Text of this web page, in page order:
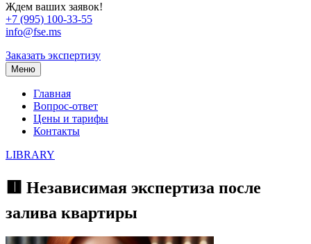
Ждем ваших заявок!
+7 (995) 100-33-55
info@fse.ms
Заказать экспертизу
Меню
Главная
Вопрос-ответ
Цены и тарифы
Контакты
LIBRARY
🟥 Независимая экспертиза после
залива квартиры